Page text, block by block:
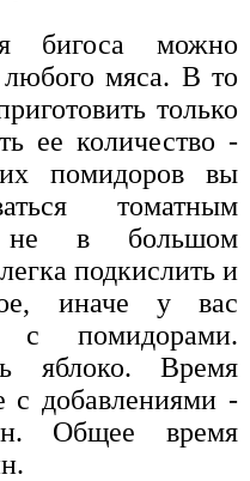
бигоса можно
любого мяса. В то
только
ее количество -
помидоров вы
томатным
не в большом
подкислить и
иначе у вас
с помидорами.
яблоко. Время
с добавлениями -
Общее время